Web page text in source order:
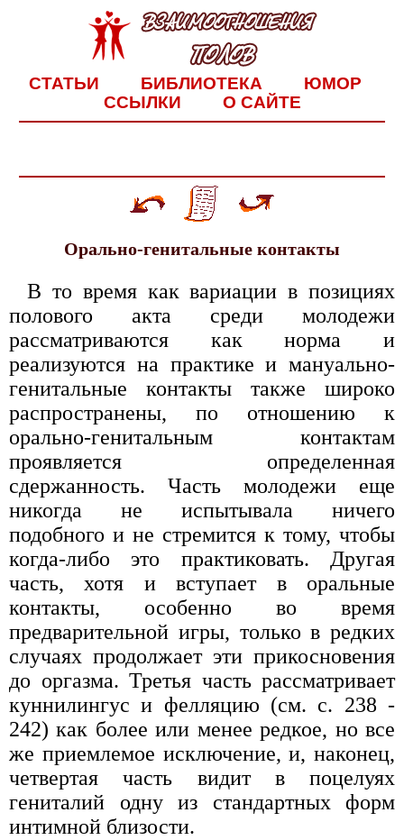
СТАТЬИ БИБЛИОТЕКА
ЮМОР
ССЫЛКИ
О САЙТЕ
Орально-генитальные контакты
В то время как вариации в позициях
полового акта среди молодежи
рассматриваются как норма и
реализуются на практике и мануально-
генитальные контакты также широко
распространены, по отношению к
орально-генитальным контактам
проявляется определенная
сдержанность. Часть молодежи еще
никогда не испытывала ничего
подобного и не стремится к тому, чтобы
когда-либо это практиковать. Другая
часть, хотя и вступает в оральные
контакты, особенно во время
предварительной игры, только в редких
случаях продолжает эти прикосновения
до оргазма. Третья часть рассматривает
куннилингус и фелляцию (см. с. 238 -
242) как более или менее редкое, но все
же приемлемое исключение, и, наконец,
четвертая часть видит в поцелуях
гениталий одну из стандартных форм
интимной близости.